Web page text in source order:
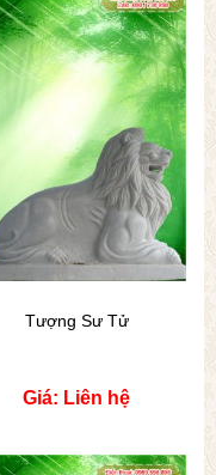
Tượng Sư Tử
Giá: Liên hệ